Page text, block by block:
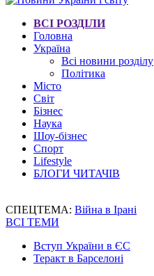
ВСІ РОЗДІЛИ
Головна
Україна
Всі новини розділу
Політика
Місто
Світ
Бізнес
Наука
Шоу-бізнес
Спорт
Lifestyle
БЛОГИ ЧИТАЧІВ
СПЕЦТЕМА: Війна в Ірані
ВСІ ТЕМИ
Вступ України в ЄС
Теракт в Барселоні